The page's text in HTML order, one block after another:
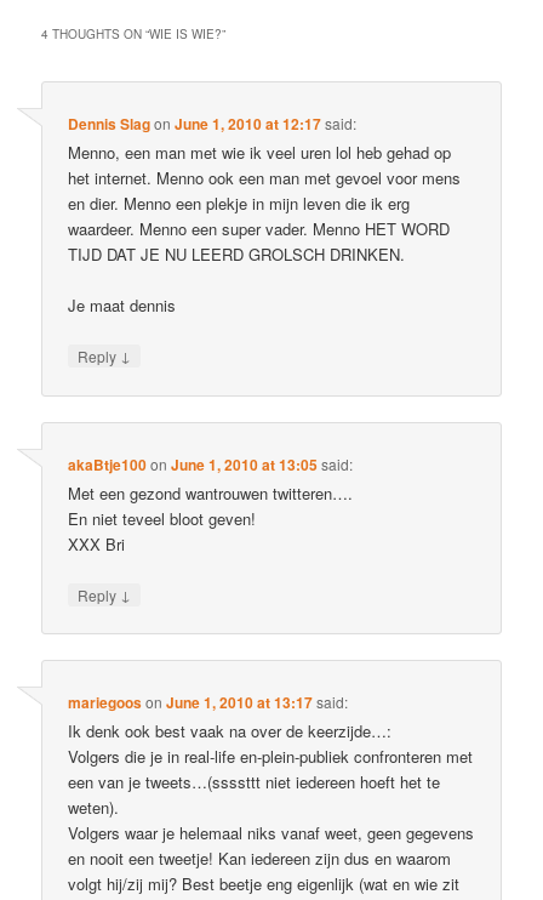
4 THOUGHTS ON “WIE IS WIE?”
Dennis SlagonJune 1, 2010 at 12:17said:
Menno, een man met wie ik veel uren lol heb gehad op
het internet. Menno ook een man met gevoel voor mens
en dier. Menno een plekje in mijn leven die ik erg
waardeer. Menno een super vader. Menno HET WORD
TIJD DAT JE NU LEERD GROLSCH DRINKEN.
Je maat dennis
Reply ↓
akaBtje100onJune 1, 2010 at 13:05said:
Met een gezond wantrouwen twitteren….
En niet teveel bloot geven!
XXX Bri
Reply ↓
mariegoosonJune 1, 2010 at 13:17said:
Ik denk ook best vaak na over de keerzijde…:
Volgers die je in real-life en-plein-publiek confronteren met
een van je tweets…(ssssttt niet iedereen hoeft het te
weten).
Volgers waar je helemaal niks vanaf weet, geen gegevens
en nooit een tweetje! Kan iedereen zijn dus en waarom
volgt hij/zij mij? Best beetje eng eigenlijk (wat en wie zit